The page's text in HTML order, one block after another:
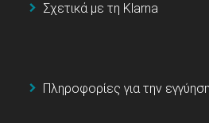
Σχετικά με τη Klarna
Πληροφορίες για την